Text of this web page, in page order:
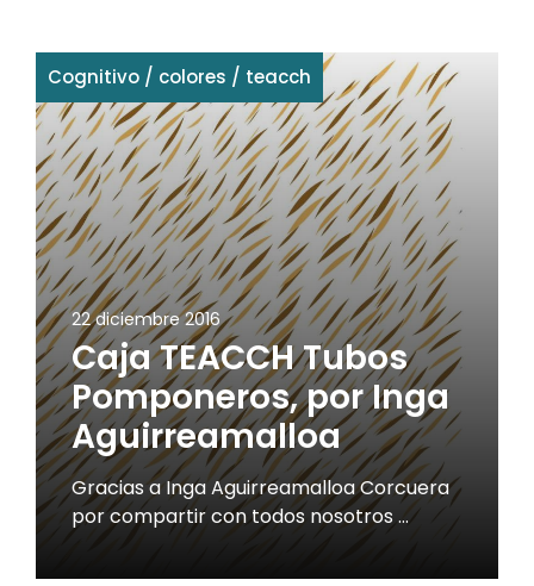
Cognitivo / colores / teacch
22 diciembre 2016
Caja TEACCH Tubos
Pomponeros, por Inga
Aguirreamalloa
Gracias a Inga Aguirreamalloa Corcuera
por compartir con todos nosotros …